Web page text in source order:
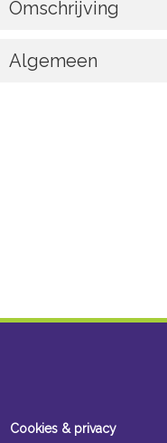
Omschrijving
Algemeen
Cookies & privacy